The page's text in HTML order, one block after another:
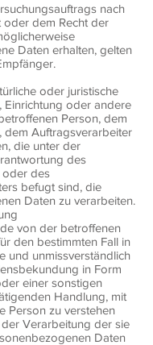
nach
dem Recht der
Daten erhalten, gelten
oder juristische
Einrichtung oder andere
Person, dem
dem Auftragsverarbeiter
die unter der
des
oder des
befugt sind, die
Daten zu verarbeiten.
von der betroffenen
den bestimmten Fall in
und unmissverständlich
in Form
einer sonstigen
Handlung, mit
Person zu verstehen
Verarbeitung der sie
Daten